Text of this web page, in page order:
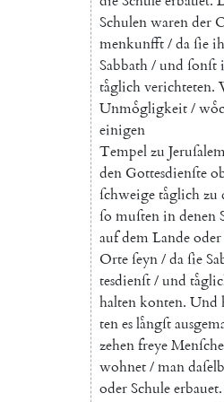
Schulenwarender
menkunfft/daſie
Sabbath/und ſonſt
taͤglichverichteten.
Unmoͤgligkeit/
einigen
Tempelzu
den Gottesdienſte
ſchweigetaͤglichzu
ſo muſtenindenen
aufdemLandeoder
Orteſeyn/daſie
tesdienſt/und
haltenkonten. Und
teneslaͤngſt
zehenfreye
wohnet/man
oderSchuleerbauet.